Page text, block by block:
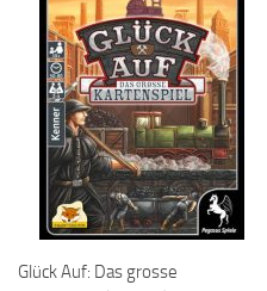
Glück Auf: Das grosse